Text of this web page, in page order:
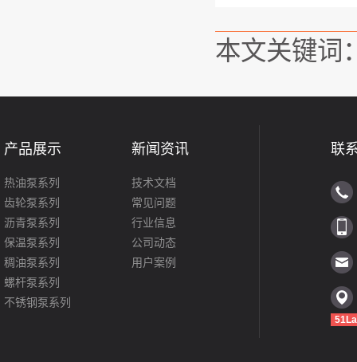
本文关键词
产品展示
热油泵系列
齿轮泵系列
沥青泵系列
保温泵系列
稠油泵系列
螺杆泵系列
不锈钢泵系列
新闻资讯
技术文档
常见问题
行业信息
公司动态
用户案例
联
51La